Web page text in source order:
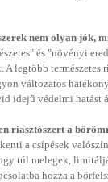
nem olyan jók,
és "növényi
A legtöbb
változatos
idejű védelmi hatást
riasztószert a
a csípések
túl melegek,
hozza a